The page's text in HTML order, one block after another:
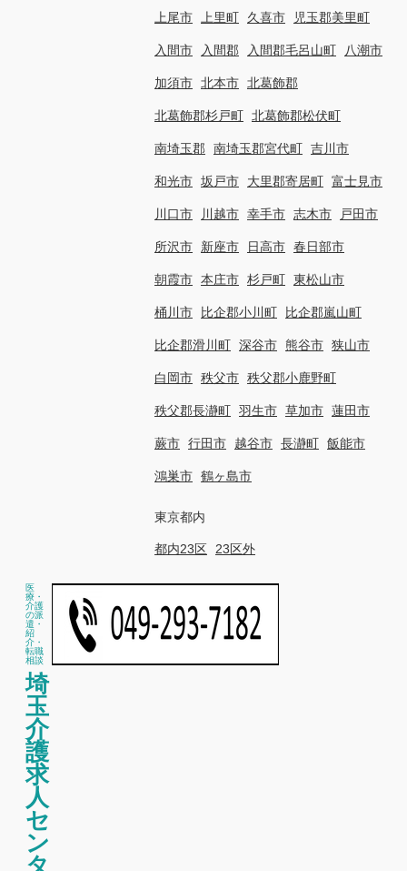
上尾市 上里町 久喜市 児玉郡美里町
入間市 入間郡 入間郡毛呂山町 八潮市
加須市 北本市 北葛飾郡
北葛飾郡杉戸町 北葛飾郡松伏町
南埼玉郡 南埼玉郡宮代町 吉川市
和光市 坂戸市 大里郡寄居町 富士見市
川口市 川越市 幸手市 志木市 戸田市
所沢市 新座市 日高市 春日部市
朝霞市 本庄市 杉戸町 東松山市
桶川市 比企郡小川町 比企郡嵐山町
比企郡滑川町 深谷市 熊谷市 狭山市
白岡市 秩父市 秩父郡小鹿野町
秩父郡長瀞町 羽生市 草加市 蓮田市
蕨市 行田市 越谷市 長瀞町 飯能市
鴻巣市 鶴ヶ島市
東京都内
都内23区 23区外
医
療・
介護
の派
遣・
紹
介・
転職
相談
埼
玉
介
護
求
人
セ
ン
タ